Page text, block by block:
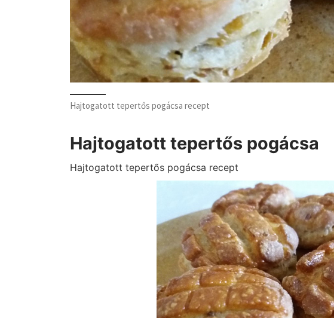
Hajtogatott tepertős pogácsa recept
Hajtogatott tepertős pogácsa
Hajtogatott tepertős pogácsa recept